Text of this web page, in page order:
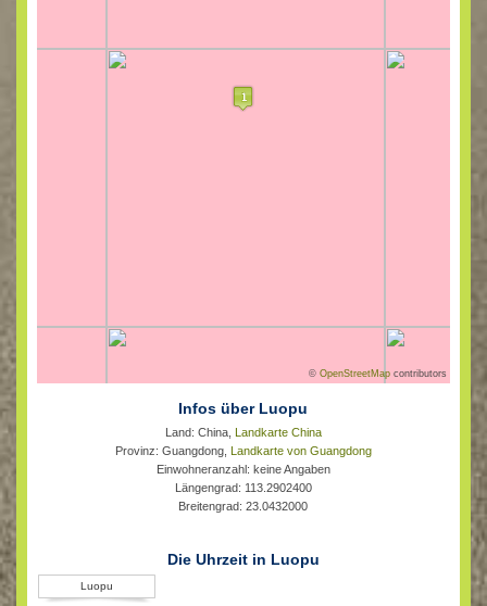
©OpenStreetMap contributors
Infos über Luopu
Land: China, Landkarte China
Provinz: Guangdong, Landkarte von Guangdong
Einwohneranzahl: keine Angaben
Längengrad: 113.2902400
Breitengrad: 23.0432000
Die Uhrzeit in Luopu
Luopu